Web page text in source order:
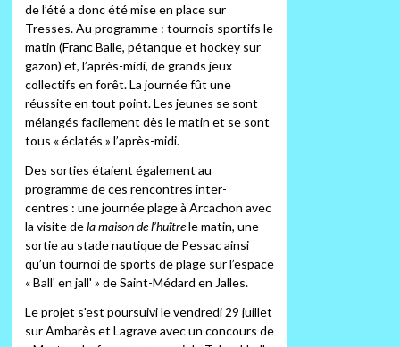
de l’été a donc été mise en place sur
Tresses. Au programme : tournois sportifs le
matin (Franc Balle, pétanque et hockey sur
gazon) et, l’après-midi, de grands jeux
collectifs en forêt. La journée fût une
réussite en tout point. Les jeunes se sont
mélangés facilement dès le matin et se sont
tous « éclatés » l’après-midi.
Des sorties étaient également au
programme de ces rencontres inter-
centres : une journée plage à Arcachon avec
la visite dela maison de l’huîtrele matin, une
sortie au stade nautique de Pessac ainsi
qu’un tournoi de sports de plage sur l’espace
« Ball' en jall' » de Saint-Médard en Jalles.
Le projet s'est poursuivi le vendredi 29 juillet
sur Ambarès et Lagrave avec un concours de